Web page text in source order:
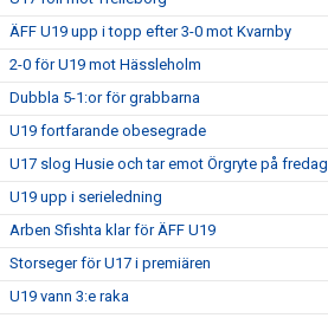
ÄFF U19 upp i topp efter 3-0 mot Kvarnby
2-0 för U19 mot Hässleholm
Dubbla 5-1:or för grabbarna
U19 fortfarande obesegrade
U17 slog Husie och tar emot Örgryte på fredag
U19 upp i serieledning
Arben Sfishta klar för ÄFF U19
Storseger för U17 i premiären
U19 vann 3:e raka